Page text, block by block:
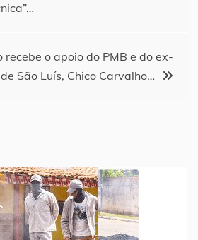
recebe o apoio do PMB e do ex-
São Luís, Chico Carvalho…